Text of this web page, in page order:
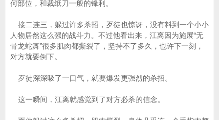
何部位，和裁纸刀一般的锋利。
接二连三，躲过许多杀招，歹徒也惊讶，没有料到一个小小
人物居然这么强的战斗力。不过他看出来，江离因为施展“无
骨龙蛇舞”很多肌肉都撕裂了，坚持不了多久，也许下一刻，
对方就要倒下。
歹徒深深吸了一口气，就要爆发更强烈的杀招。
这一瞬间，江离就感觉到了对方必杀的信念。